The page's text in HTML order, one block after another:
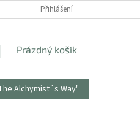
OD SMLOUVYPřihlášení
NÁKUPNÍ
Prázdný košík
Alchymist´s Way"